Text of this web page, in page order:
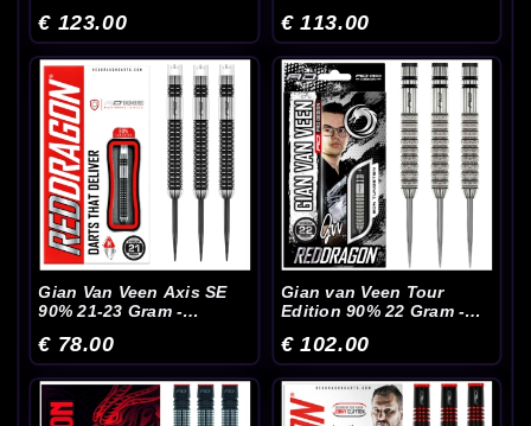
€ 123.00 € 113.00
Gian Van Veen Axis SE
90% 21-23 Gram -
€ 78.00
Gian van Veen Tour
Edition 90% 22 Gram -
€ 102.00